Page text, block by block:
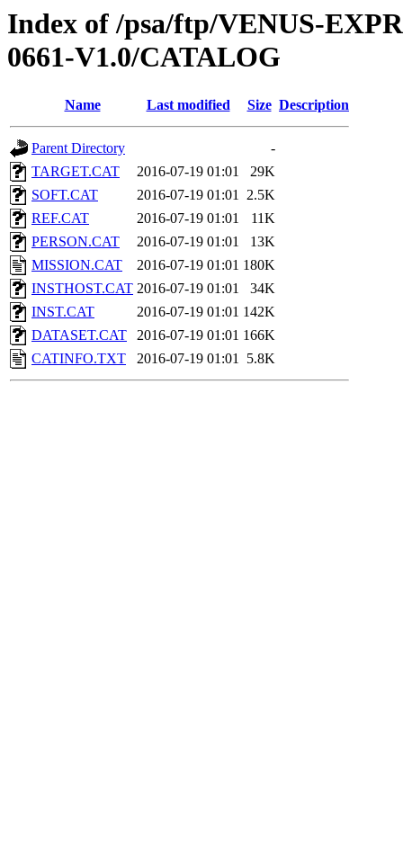
Index of /psa/ftp/VENUS-
0661-V1.0/CATALOG
Name Last modified Size Description
Parent Directory
-
TARGET.CAT
2016-07-19 01:01
29K
SOFT.CAT
2016-07-19 01:01 2.5K
REF.CAT
2016-07-19 01:01
11K
PERSON.CAT
2016-07-19 01:01
13K
MISSION.CAT
2016-07-19 01:01 180K
INSTHOST.CAT 2016-07-19 01:01
34K
INST.CAT
2016-07-19 01:01 142K
DATASET.CAT
2016-07-19 01:01 166K
CATINFO.TXT
2016-07-19 01:01 5.8K